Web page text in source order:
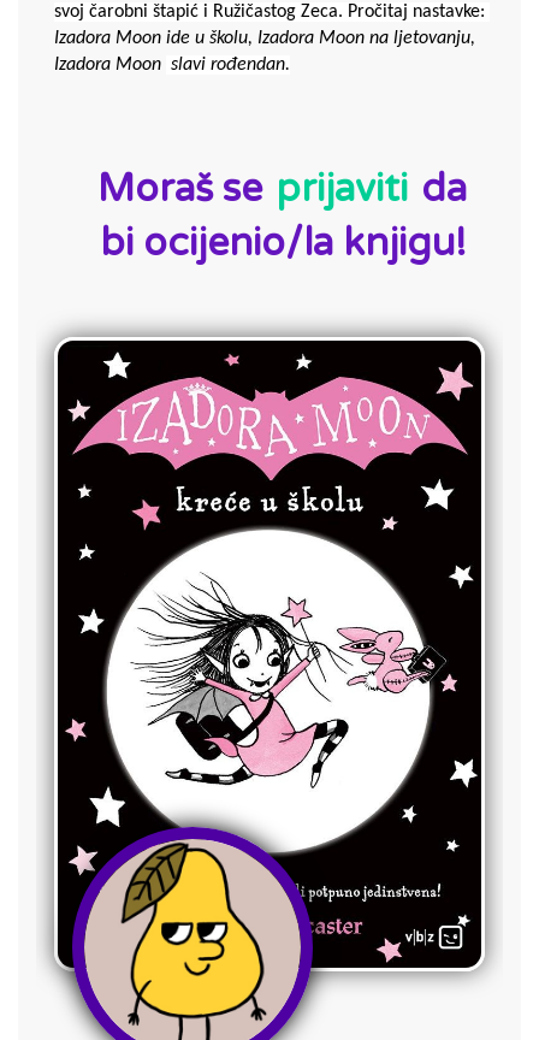
svoj čarobni štapić i Ružičastog Zeca.
Izadora Moon ide u školu, Izadora Moon na ljetovanju,
Izadora Moon slavi rođendan.
Moraš se prijaviti da
bi ocijenio/la knjigu!